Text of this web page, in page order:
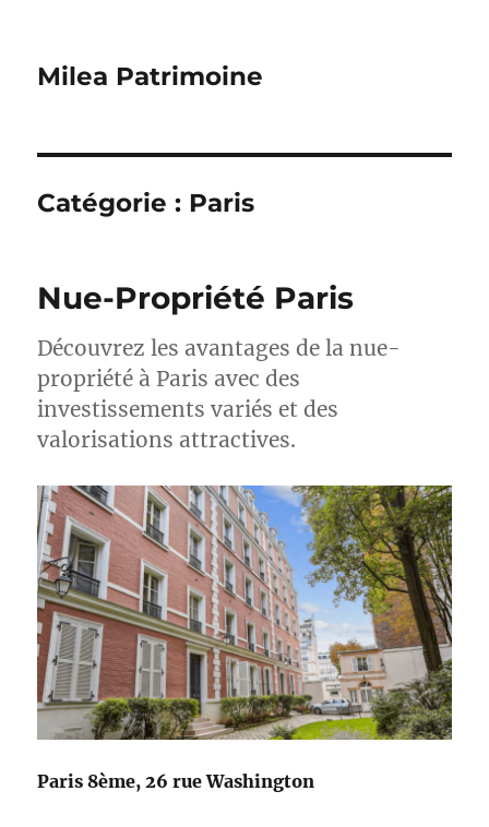
Milea Patrimoine
Catégorie : Paris
Nue-Propriété Paris
Découvrez les avantages de la nue-
propriété à Paris avec des
investissements variés et des
valorisations attractives.
Paris 8ème, 26 rue Washington